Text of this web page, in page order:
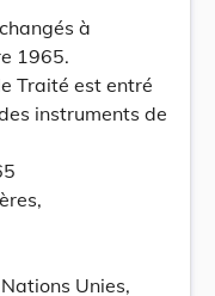
à
1965.
Traité est entré
instruments de
Unies,